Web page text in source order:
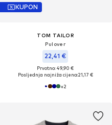
KUPON
TOM TAILOR
Pulover
22,41 €
Prvotno: 49,90 €
Posljednja najniža cijena:21,17 €
+2